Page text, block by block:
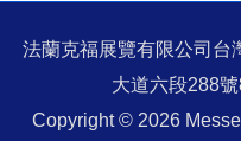
法蘭克福展覽有限公司台
大道六段288
Copyright © 2026